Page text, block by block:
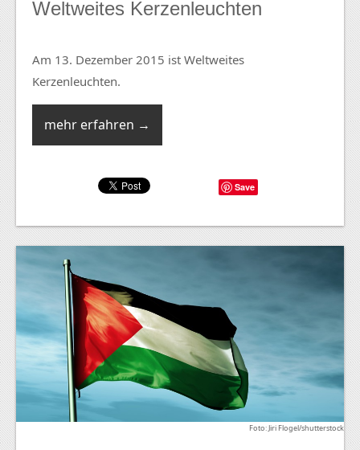
Weltweites Kerzenleuchten
Am 13. Dezember 2015 ist Weltweites
Kerzenleuchten.
mehr erfahren →
Save
Foto: Jiri Flogel/shutterstock